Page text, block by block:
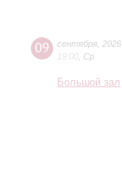
09 сентября 2026
19:00 Ср
Большой зал